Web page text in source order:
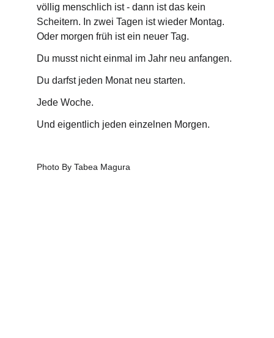
völlig menschlich ist - dann ist das kein
Scheitern. In zwei Tagen ist wieder Montag.
Oder morgen früh ist ein neuer Tag.
Du musst nicht einmal im Jahr neu anfangen.
Du darfst jeden Monat neu starten.
Jede Woche.
Und eigentlich jeden einzelnen Morgen.
Photo By Tabea Magura